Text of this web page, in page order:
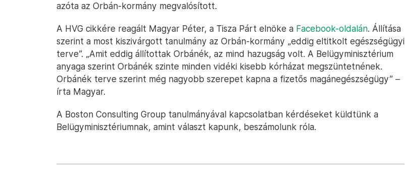
azóta az Orbán-kormány megvalósított.
A HVG cikkére reagált Magyar Péter, a Tisza Párt elnöke a Facebook-oldalán. Állítása
szerint a most kiszivárgott tanulmány az Orbán-kormány „eddig eltitkolt egészségügyi
terve”. „Amit eddig állítottak Orbánék, az mind hazugság volt. A Belügyminisztérium
anyaga szerint Orbánék szinte minden vidéki kisebb kórházat megszüntetnének.
Orbánék terve szerint még nagyobb szerepet kapna a fizetős magánegészségügy” –
írta Magyar.
A Boston Consulting Group tanulmányával kapcsolatban kérdéseket küldtünk a
Belügyminisztériumnak, amint választ kapunk, beszámolunk róla.